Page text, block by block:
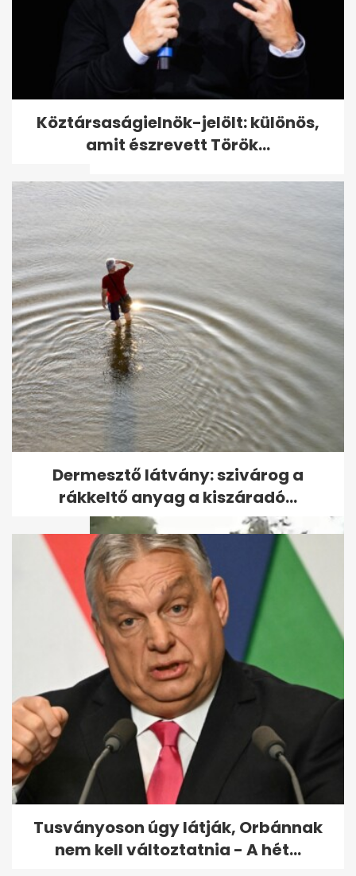
Az AI miatt drágulhatnak az
olcsó okostelefonok, fogyhat a
kínálat
Strandidő vasárnap
Budapesten: napsütés és akár
33 fok is jöhet
Rendőrautó előtt hibázott
nagyot egy magyar motoros,
videón is...
Köztársaságielnök-jelölt: különös,
amit észrevett Török...
Dermesztő látvány: szivárog a
rákkeltő anyag a kiszáradó...
Tusványoson úgy látják, Orbánnak
nem kell változtatnia - A hét...